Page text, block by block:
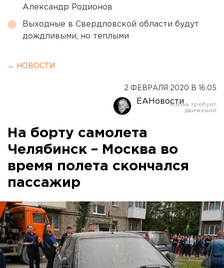
Александр Родионов
Выходные в Свердловской области будут
дождливыми, но теплыми
← НОВОСТИ
2 ФЕВРАЛЯ 2020 В 16:05
ЕАНовости
На борту самолета
Челябинск – Москва во
время полета скончался
пассажир